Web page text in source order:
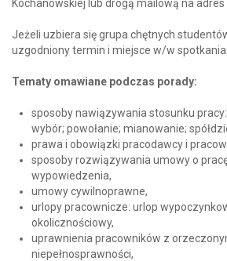
Kochanowskiej lub drogą mailową na adres
Jeżeli uzbiera się grupa chętnych
uzgodniony termin i miejsce w/w spotkania.
Tematy omawiane podczas porady:
sposoby nawiązywania stosunku
wybór; powołanie; mianowanie;
prawa i obowiązki pracodawcy i
sposoby rozwiązywania umowy o
wypowiedzenia,
umowy cywilnoprawne,
urlopy pracownicze: urlop
okolicznościowy,
uprawnienia pracowników z
niepełnosprawności,